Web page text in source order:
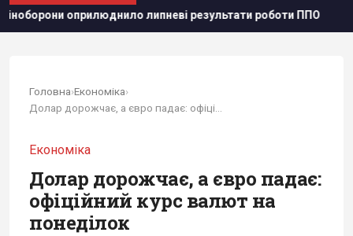
липневі результати роботи ППО РФ нарощує
Головна›Економіка›
Економіка
Долар дорожчає, а євро падає:
офіційний курс валют на
понеділок